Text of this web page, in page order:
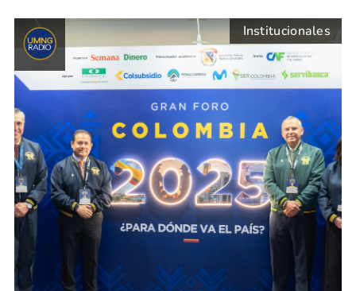
Institucionales